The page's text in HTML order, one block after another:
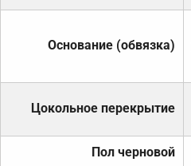
Основание (обвязка)
Цокольное перекрытие
Пол черновой